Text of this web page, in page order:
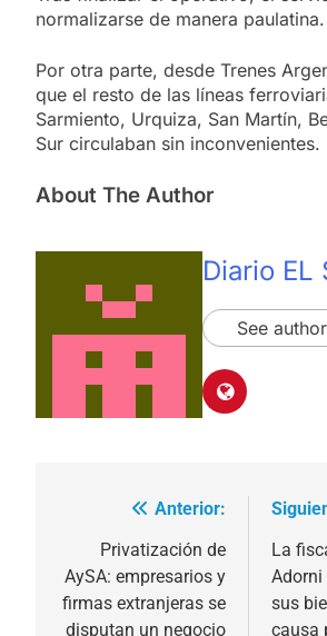
normalizarse de manera paulatina.
Por otra parte, desde Trenes
que el resto de las líneas
Sarmiento, Urquiza, San Martín,
Sur circulaban sin inconvenientes.
About The Author
Diario EL
See
Navegación
entradas
Anterior:
Privatización de
AySA: empresarios y
firmas extranjeras se
disputan un negocio
La
sus
causa